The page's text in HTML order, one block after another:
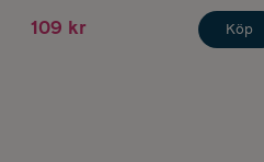
109 kr Köp